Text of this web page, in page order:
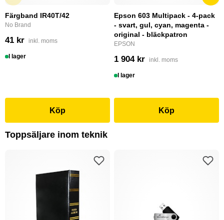
Färgband IR40T/42
No Brand
41 kr inkl. moms
I lager
Köp
Epson 603 Multipack - 4-pack
- svart, gul, cyan, magenta -
original - bläckpatron
EPSON
1 904 kr inkl. moms
I lager
Köp
Toppsäljare inom teknik